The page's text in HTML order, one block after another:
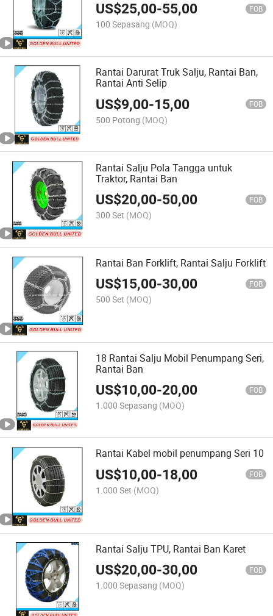
US$25,00-55,00 FOB
100 Sepasang (MOQ)
Rantai Darurat Truk Salju, Rantai Ban,
Rantai Anti Selip
US$9,00-15,00 FOB
500 Potong (MOQ)
Rantai Salju Pola Tangga untuk
Traktor, Rantai Ban
US$20,00-50,00 FOB
300 Set (MOQ)
Rantai Ban Forklift, Rantai Salju Forklift
US$15,00-30,00 FOB
500 Set (MOQ)
18 Rantai Salju Mobil Penumpang Seri,
Rantai Ban
US$10,00-20,00 FOB
1.000 Sepasang (MOQ)
Rantai Kabel mobil penumpang Seri 10
US$10,00-18,00 FOB
1.000 Set (MOQ)
Rantai Salju TPU, Rantai Ban Karet
US$20,00-30,00 FOB
1.000 Sepasang (MOQ)